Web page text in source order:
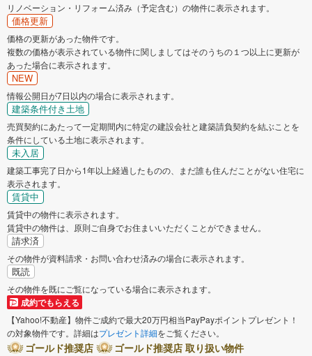
リノベーション・リフォーム済み（予定含む）の物件に表示されます。
価格更新
価格の更新があった物件です。
複数の価格が表示されている物件に関しましてはそのうちの１つ以上に更新が
あった場合に表示されます。
NEW
情報公開日が7日以内の場合に表示されます。
建築条件付き土地
売買契約にあたって一定期間内に特定の建設会社と建築請負契約を結ぶことを
条件にしている土地に表示されます。
未入居
建築工事完了日から1年以上経過したものの、まだ誰も住んだことがない住宅に
表示されます。
賃貸中
賃貸中の物件に表示されます。
賃貸中の物件は、原則ご自身でお住まいいただくことができません。
請求済
その物件が資料請求・お問い合わせ済みの場合に表示されます。
既読
その物件を既にご覧になっている場合に表示されます。
成約でもらえる
【Yahoo!不動産】物件ご成約で最大20万円相当PayPayポイントプレゼント！
の対象物件です。詳細はプレゼント詳細をご覧ください。
ゴールド推奨店
ゴールド推奨店 取り扱い物件